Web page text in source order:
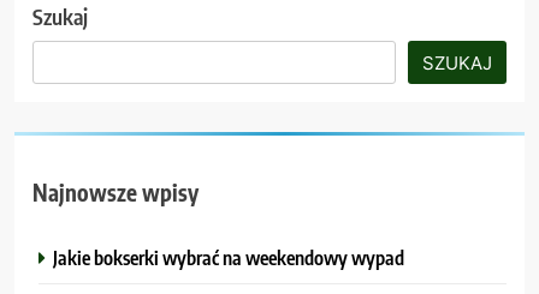
Szukaj
SZUKAJ
Najnowsze wpisy
Jakie bokserki wybrać na weekendowy wypad